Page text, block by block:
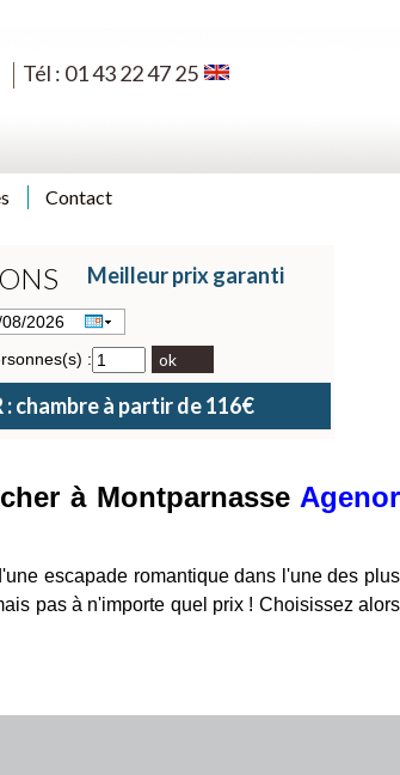
Tél : 01 43 22 47 25
Contact
Meilleur prix garanti
: ok
: chambre à partir de 116€
à Montparnasse Agenor
escapade romantique dans l'une des plus
pas à n'importe quel prix ! Choisissez alors